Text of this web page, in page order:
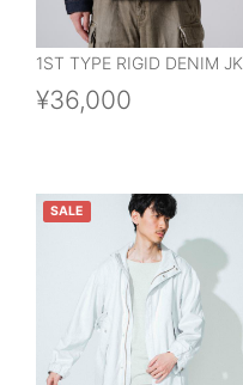
1ST TYPE RIGID DENIM JK
¥36,000
SALE